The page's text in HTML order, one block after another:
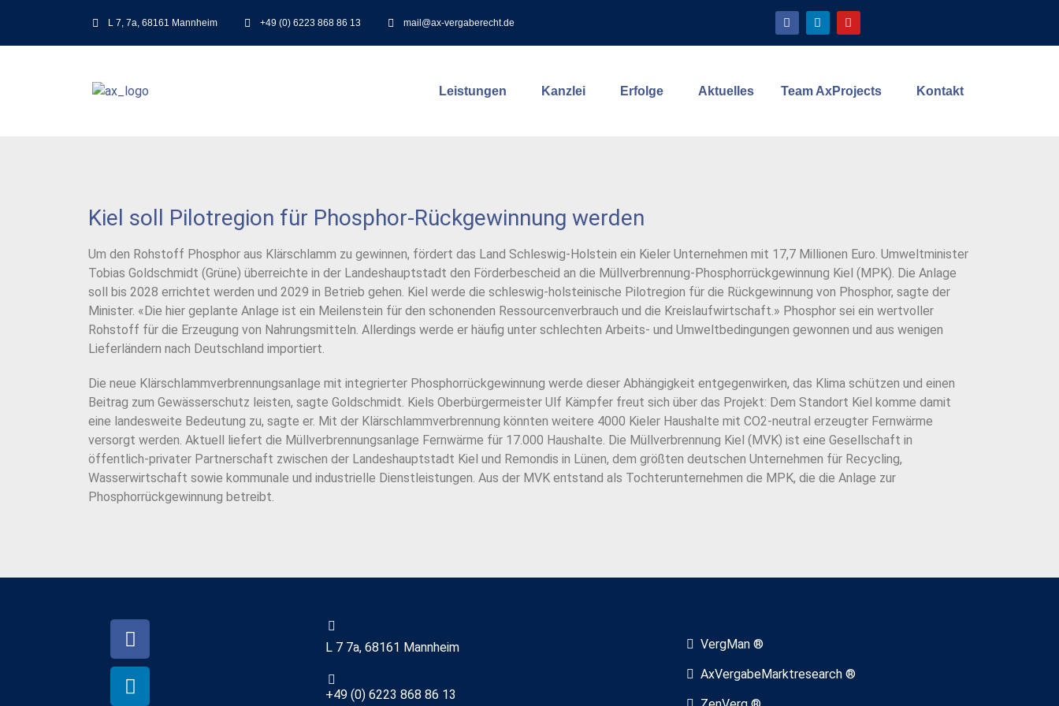
L 7, 7a, 68161 Mannheim +49 (0) 6223 868 86 13 mail@ax-vergaberecht.de
Leistungen Kanzlei Erfolge Aktuelles Team AxProjects Kontakt
Kiel soll Pilotregion für Phosphor-Rückgewinnung werden
Um den Rohstoff Phosphor aus Klärschlamm zu gewinnen, fördert das Land Schleswig-Holstein ein Kieler Unternehmen mit 17,7 Millionen Euro. Umweltminister
Tobias Goldschmidt (Grüne) überreichte in der Landeshauptstadt den Förderbescheid an die Müllverbrennung-Phosphorrückgewinnung Kiel (MPK). Die Anlage
soll bis 2028 errichtet werden und 2029 in Betrieb gehen. Kiel werde die schleswig-holsteinische Pilotregion für die Rückgewinnung von Phosphor, sagte der
Minister. «Die hier geplante Anlage ist ein Meilenstein für den schonenden Ressourcenverbrauch und die Kreislaufwirtschaft.» Phosphor sei ein wertvoller
Rohstoff für die Erzeugung von Nahrungsmitteln. Allerdings werde er häufig unter schlechten Arbeits- und Umweltbedingungen gewonnen und aus wenigen
Lieferländern nach Deutschland importiert.
Die neue Klärschlammverbrennungsanlage mit integrierter Phosphorrückgewinnung werde dieser Abhängigkeit entgegenwirken, das Klima schützen und einen
Beitrag zum Gewässerschutz leisten, sagte Goldschmidt. Kiels Oberbürgermeister Ulf Kämpfer freut sich über das Projekt: Dem Standort Kiel komme damit
eine landesweite Bedeutung zu, sagte er. Mit der Klärschlammverbrennung könnten weitere 4000 Kieler Haushalte mit CO2-neutral erzeugter Fernwärme
versorgt werden. Aktuell liefert die Müllverbrennungsanlage Fernwärme für 17.000 Haushalte. Die Müllverbrennung Kiel (MVK) ist eine Gesellschaft in
öffentlich-privater Partnerschaft zwischen der Landeshauptstadt Kiel und Remondis in Lünen, dem größten deutschen Unternehmen für Recycling,
Wasserwirtschaft sowie kommunale und industrielle Dienstleistungen. Aus der MVK entstand als Tochterunternehmen die MPK, die die Anlage zur
Phosphorrückgewinnung betreibt.
L 7 7a, 68161 Mannheim
+49 (0) 6223 868 86 13
VergMan ®
AxVergabeMarktresearch ®